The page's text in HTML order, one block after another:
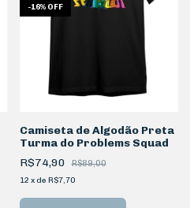
-16% OFF
Camiseta de Algodão Preta
Turma do Problems Squad
R$74,90
R$89,00
12 x de R$7,70